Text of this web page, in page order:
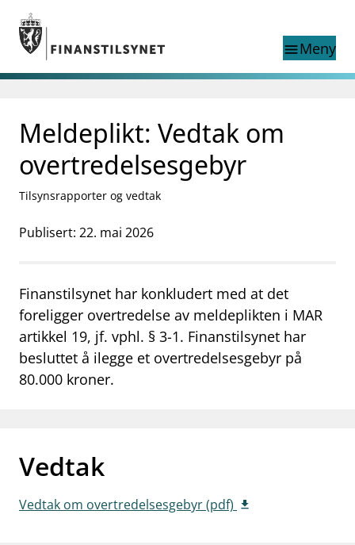
Gå til hovedinnhold
Gå til søkesiden
menuMeny
nettstedet
language
English
exist in English
English home page
Aktuelt
Finanstilsynets registre
businessOm Finanstilsynet
mail_outlineKontakt oss
work_outlineJobb hos oss
Meldeplikt: Vedtak om
overtredelsesgebyr
Tilsynsrapporter og vedtak
Publisert: 22. mai 2026
Finanstilsynet har konkludert med at det
foreligger overtredelse av meldeplikten i MAR
artikkel 19, jf. vphl. § 3-1. Finanstilsynet har
besluttet å ilegge et overtredelsesgebyr på
80.000 kroner.
Vedtak
Vedtak om overtredelsesgebyr (pdf)